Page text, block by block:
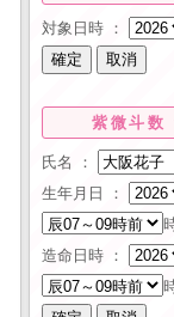
対象日時 ：
紫微斗数
氏名 ：
生年月日 ：
造命日時 ：